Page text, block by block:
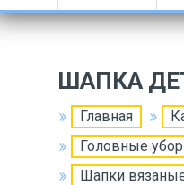
ШАПКА
Главная
Головные
Шапки